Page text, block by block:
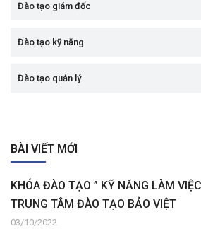
Đào tạo giám đốc
Đào tạo kỹ năng
Đào tạo quản lý
BÀI VIẾT MỚI
KHÓA ĐÀO TẠO ” KỸ NĂNG LÀM
TRUNG TÂM ĐÀO TẠO BẢO VIỆT
03/10/2022